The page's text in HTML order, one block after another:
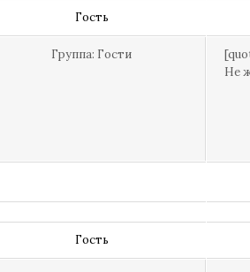
Гость
Группа: Гости
Не
Гость